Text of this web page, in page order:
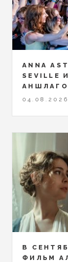
ANNA
SEVILLE
04.08.2026
В
ФИЛЬМ